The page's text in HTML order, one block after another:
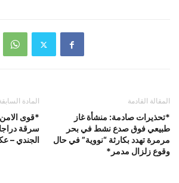
المادة
*قوى
سرقة
الجندي –
المقالة القادمة
*تحذيرات صادمة: منشأة غاز
طبيعي فوق صدع نشط في بحر
مرمرة تهدد بكارثة “نووية” في حال
وقوع زلزال مدمر*